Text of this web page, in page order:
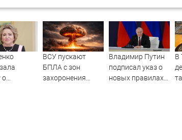
о
ВСУ пускают
БПЛА с зон
захоронения
Владимир Путин
подписал указ о
новых правилах
В